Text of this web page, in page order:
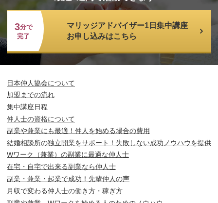
3分で
完了
マリッジアドバイザー1日集中講座
お申し込みはこちら
日本仲人協会について
加盟までの流れ
集中講座日程
仲人士の資格について
副業や兼業にも最適！仲人を始める場合の費用
結婚相談所の独立開業をサポート！失敗しない成功ノウハウを提供
Wワーク（兼業）の副業に最適な仲人士
在宅・自宅で出来る副業なら仲人士
副業・兼業・起業で成功！先輩仲人の声
月収で変わる仲人士の働き方・稼ぎ方